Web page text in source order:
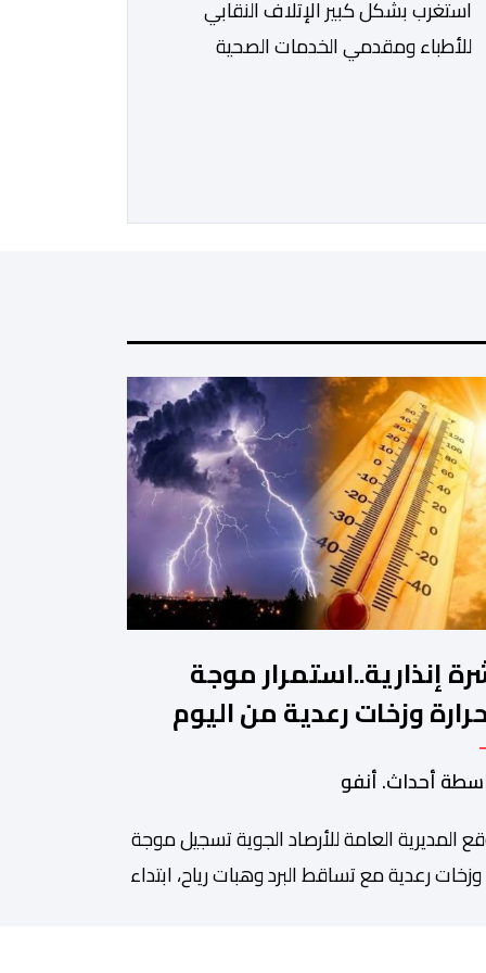
استغرب بشكل كبير الإتلاف النقابي
للأطباء ومقدمي الخدمات الصحية
جاء في غياب تام للمقاربة التشاركية
العلاجية رغم ما تسنه مقتضيات مشروع
القانون من عقوبات مالية ضدهم وتهدد
[…]
إنذارية..استمرار موجة
وزخات رعدية من اليوم
إلى الأحد
أحداث. أنفو
المديرية العامة للأرصاد الجوية تسجيل موجة
وزخات رعدية مع تساقط البرد وهبات رياح، ابتداء